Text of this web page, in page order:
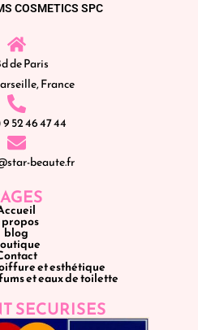
COSMETICS SPC
de Paris
France
52 46 47 44
beaute.fr
propos
blog
et esthétique
et eaux de toilette
SECURISES